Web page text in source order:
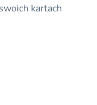
kartach